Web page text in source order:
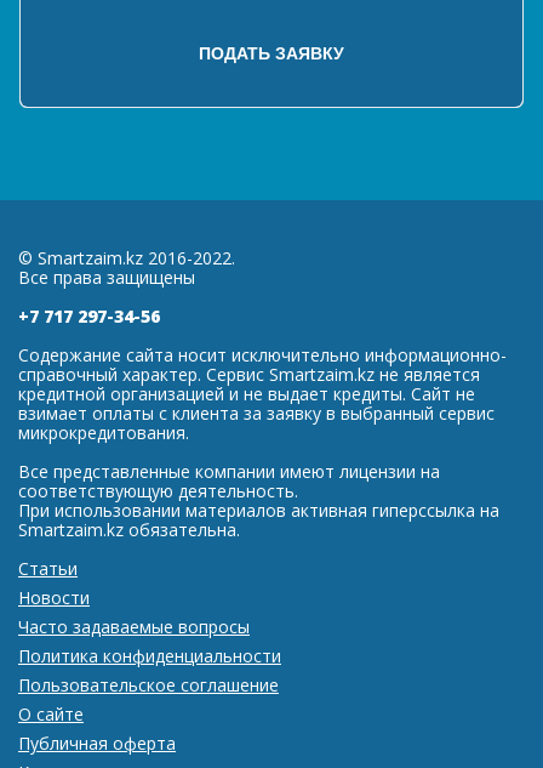
© Smartzaim.kz 2016-2022.
Все права защищены
+7 717 297-34-56
Содержание сайта носит исключительно информационно-
справочный характер. Сервис Smartzaim.kz не является
кредитной организацией и не выдает кредиты. Сайт не
взимает оплаты с клиента за заявку в выбранный сервис
микрокредитования.
Все представленные компании имеют лицензии на
соответствующую деятельность.
При использовании материалов активная гиперссылка на
Smartzaim.kz обязательна.
Статьи
Новости
Часто задаваемые вопросы
Политика конфиденциальности
Пользовательское соглашение
О сайте
Публичная оферта